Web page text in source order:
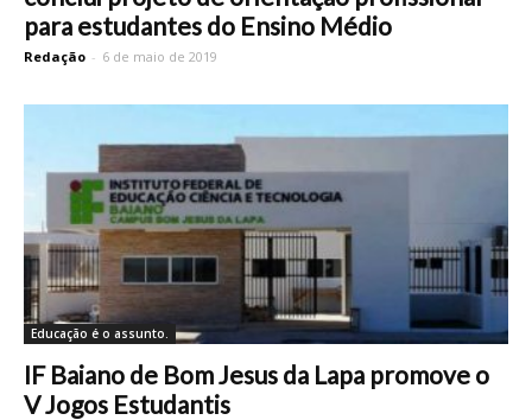
para estudantes do Ensino Médio
Redação - 6 de maio de 2019
Educação é o assunto.
IF Baiano de Bom Jesus da Lapa promove o
V Jogos Estudantis